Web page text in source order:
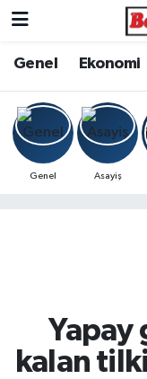
Genel Ekonomi
Genel Asayiş
Yapay
kalan